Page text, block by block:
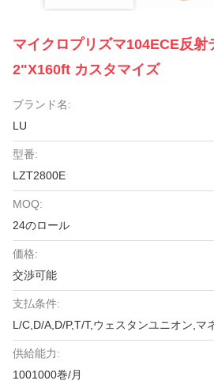
マイクロプリズマ104ECE反射
2"x160ft カスタマイズ
ブランド名:
LU
型番:
LZT2800E
MOQ:
24のロール
価格:
交渉可能
支払条件:
L/C,D/A,D/P,T/T,ウェスタンユニオン,マ
供給能力:
1001000巻/月